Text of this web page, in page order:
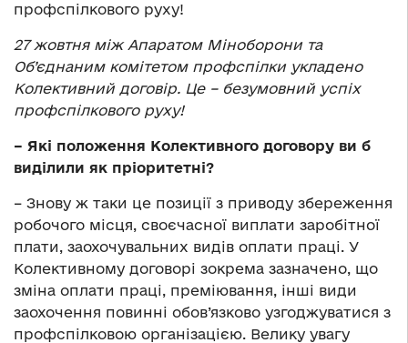
профспілкового руху!
27 жовтня між Апаратом Міноборони та
Об’єднаним комітетом профспілки укладено
Колективний договір. Це – безумовний успіх
профспілкового руху!
– Які положення Колективного договору ви б
виділили як пріоритетні?
– Знову ж таки це позиції з приводу збереження
робочого місця, своєчасної виплати заробітної
плати, заохочувальних видів оплати праці. У
Колективному договорі зокрема зазначено, що
зміна оплати праці, преміювання, інші види
заохочення повинні обов’язково узгоджуватися з
профспілковою організацією. Велику увагу